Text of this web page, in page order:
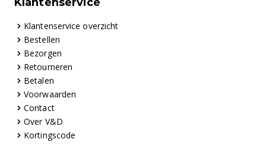
Klantenservice overzicht
Bestellen
Bezorgen
Retourneren
Betalen
Voorwaarden
Contact
Over V&D
Kortingscode